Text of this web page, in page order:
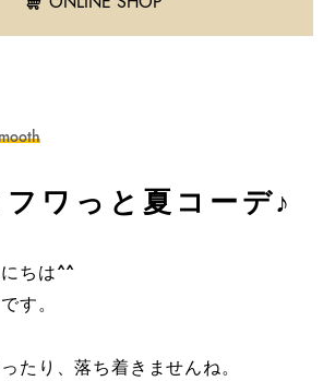
ワっと夏コーデ♪
ちは^^
す。
たり、落ち着きませんね。